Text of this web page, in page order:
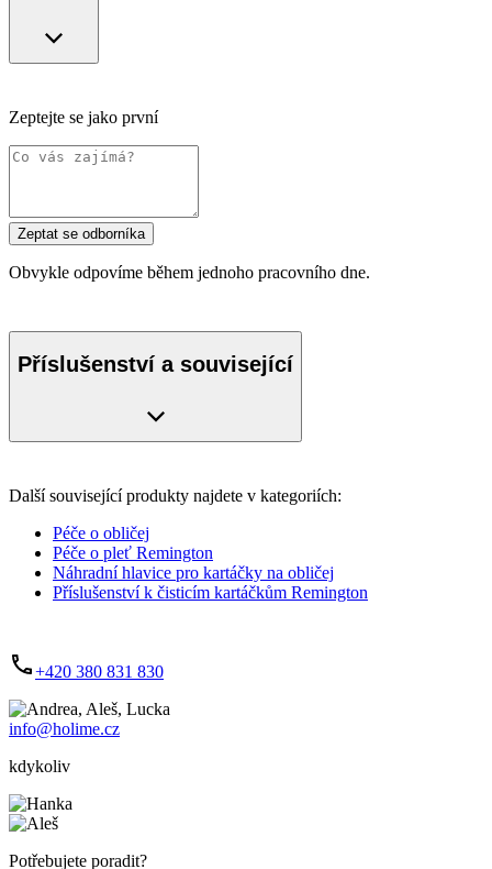
Zeptejte se jako první
Zeptat se odborníka
Obvykle odpovíme během jednoho pracovního dne.
Příslušenství a související
Další související produkty najdete v kategoriích:
Péče o obličej
Péče o pleť Remington
Náhradní hlavice pro kartáčky na obličej
Příslušenství k čisticím kartáčkům Remington
+420 380 831 830
info@holime.cz
kdykoliv
Potřebujete poradit?